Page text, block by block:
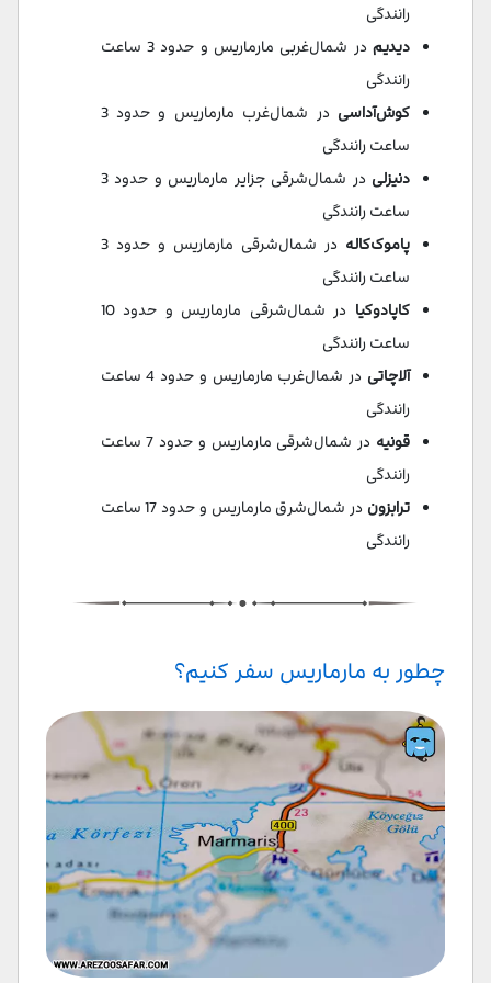
رانندگی
دیدیم
در شمال‌غربی مارماریس و حدود 3 ساعت
رانندگی
کوش‌آداسی
در شمال‌غرب مارماریس و حدود 3
ساعت رانندگی
دنیزلی
در شمال‌شرقی جزاير مارماريس و حدود 3
ساعت رانندگی
پاموک‌کاله
در شمال‌شرقی مارماریس و حدود 3
ساعت رانندگی
کاپادوکیا
در شمال‌شرقی مارماریس و حدود 10
ساعت رانندگی
آلاچاتی
در شمال‌غرب مارماریس و حدود 4 ساعت
رانندگی
قونیه
در شمال‌شرقی مارماریس و حدود 7 ساعت
رانندگی
ترابزون
در شمال‌شرق مارماریس و حدود 17 ساعت
رانندگی
چطور به مارماریس سفر کنیم؟